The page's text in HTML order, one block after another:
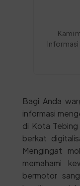
Kami
Informasi
Bagi Anda
informasi
di Kota
berkat
Mengingat
memahami
bermotor